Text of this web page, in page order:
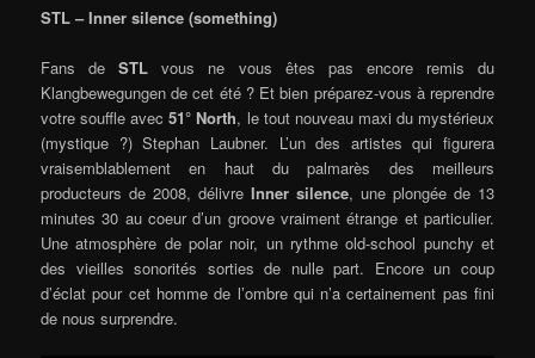
STL – Inner silence (something)
Fans deSTLvous ne vous êtes pas encore remis du
Klangbewegungen de cet été ? Et bien préparez-vous à reprendre
votre souffle avec51° North, le tout nouveau maxi du mystérieux
(mystique ?) Stephan Laubner. L’un des artistes qui figurera
vraisemblablement en haut du palmarès des meilleurs
producteurs de 2008, délivre Inner silence, une plongée de 13
minutes 30 au coeur d’un groove vraiment étrange et particulier.
Une atmosphère de polar noir, un rythme old-school punchy et
des vieilles sonorités sorties de nulle part. Encore un coup
d’éclat pour cet homme de l’ombre qui n’a certainement pas fini
de nous surprendre.